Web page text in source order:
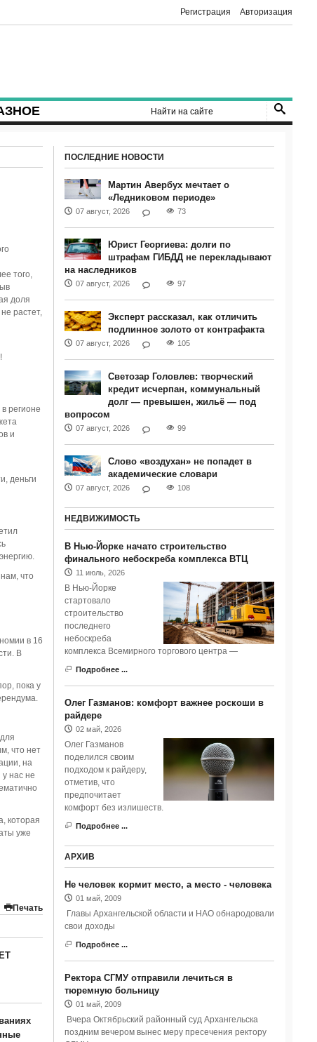
Регистрация Авторизация
того,
доля
растет,
регионе
и
деньги
что
в 16
В
пока у
что нет
на
нас не
которая
уже
Печать
ПОСЛЕДНИЕ НОВОСТИ
Мартин Авербух мечтает о
«Ледниковом периоде»
07 август, 2026 73
Юрист Георгиева: долги по
штрафам ГИБДД не перекладывают
на наследников
07 август, 2026 97
Эксперт рассказал, как отличить
подлинное золото от контрафакта
07 август, 2026 105
Светозар Головлев: творческий
кредит исчерпан, коммунальный
долг — превышен, жильё — под
вопросом
07 август, 2026 99
Слово «воздухан» не попадет в
академические словари
07 август, 2026 108
НЕДВИЖИМОСТЬ
В Нью-Йорке начато строительство
финального небоскреба комплекса ВТЦ
11 июль, 2026
В Нью-Йорке
стартовало
строительство
последнего
небоскреба
комплекса Всемирного торгового центра —
Подробнее ...
Олег Газманов: комфорт важнее роскоши в
райдере
02 май, 2026
Олег Газманов
поделился своим
подходом к райдеру,
отметив, что
предпочитает
комфорт без излишеств.
Подробнее ...
АРХИВ
Не человек кормит место, а место - человека
01 май, 2009
Главы Архангельской области и НАО обнародовали
свои доходы
Подробнее ...
Ректора СГМУ отправили лечиться в
тюремную больницу
01 май, 2009
Вчера Октябрьский районный суд Архангельска
поздним вечером вынес меру пресечения ректору